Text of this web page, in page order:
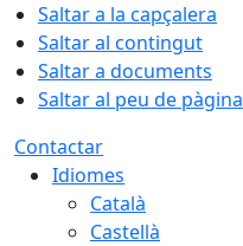
Saltar a la capçalera
Saltar al contingut
Saltar a documents
Saltar al peu de pàgina
Contactar
Idiomes
Català
Castellà